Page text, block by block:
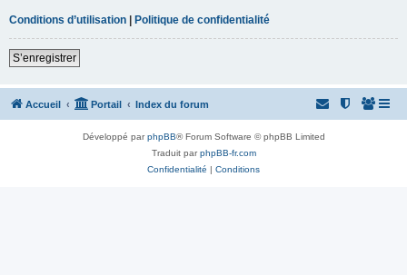
Conditions d’utilisation | Politique de confidentialité
S’enregistrer
Accueil Portail Index du forum
Développé parphpBB® Forum Software © phpBB Limited
Traduit parphpBB-fr.com
Confidentialité | Conditions